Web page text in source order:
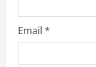
Email *